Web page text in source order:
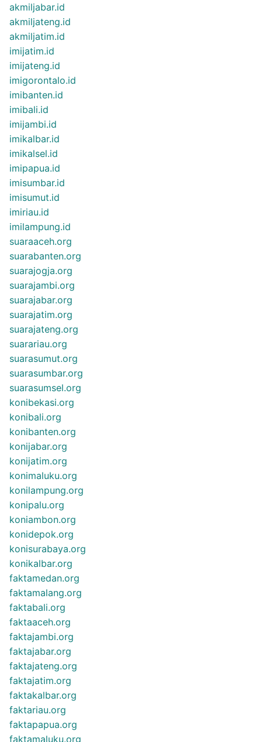
akmiljabar.id
akmiljateng.id
akmiljatim.id
imijatim.id
imijateng.id
imigorontalo.id
imibanten.id
imibali.id
imijambi.id
imikalbar.id
imikalsel.id
imipapua.id
imisumbar.id
imisumut.id
imiriau.id
imilampung.id
suaraaceh.org
suarabanten.org
suarajogja.org
suarajambi.org
suarajabar.org
suarajatim.org
suarajateng.org
suarariau.org
suarasumut.org
suarasumbar.org
suarasumsel.org
konibekasi.org
konibali.org
konibanten.org
konijabar.org
konijatim.org
konimaluku.org
konilampung.org
konipalu.org
koniambon.org
konidepok.org
konisurabaya.org
konikalbar.org
faktamedan.org
faktamalang.org
faktabali.org
faktaaceh.org
faktajambi.org
faktajabar.org
faktajateng.org
faktajatim.org
faktakalbar.org
faktariau.org
faktapapua.org
faktamaluku.org